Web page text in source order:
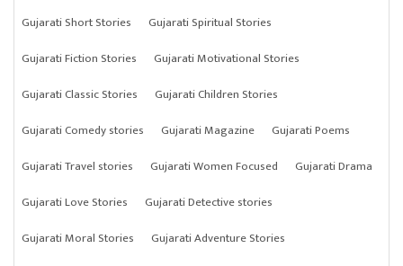
Gujarati Short Stories
Gujarati Spiritual Stories
Gujarati Fiction Stories
Gujarati Motivational Stories
Gujarati Classic Stories
Gujarati Children Stories
Gujarati Comedy stories
Gujarati Magazine
Gujarati Poems
Gujarati Travel stories
Gujarati Women Focused
Gujarati Drama
Gujarati Love Stories
Gujarati Detective stories
Gujarati Moral Stories
Gujarati Adventure Stories